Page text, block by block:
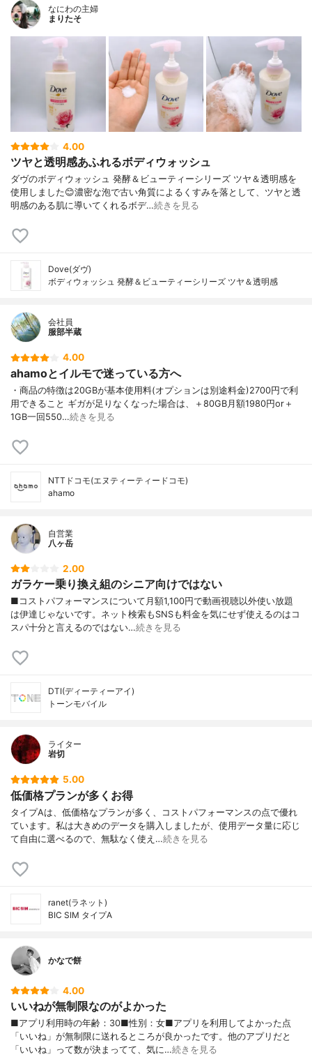
なにわの主婦
まりたそ
4.00
ツヤと透明感あふれるボディウォッシュ
ダヴのボディウォッシュ 発酵＆ビューティーシリーズ ツヤ＆透明感を
使用しました😊濃密な泡で古い角質によるくすみを落として、ツヤと透
明感のある肌に導いてくれるボデ…続きを見る
Dove(ダヴ)
ボディウォッシュ 発酵＆ビューティーシリーズ ツヤ＆透明感
会社員
服部半蔵
4.00
ahamoとイルモで迷っている方へ
・商品の特徴は20GBが基本使用料(オプションは別途料金)2700円で利
用できること ギガが足りなくなった場合は、＋80GB月額1980円or＋
1GB一回550…続きを見る
NTTドコモ(エヌティーティードコモ)
ahamo
自営業
八ヶ岳
2.00
ガラケー乗り換え組のシニア向けではない
■コストパフォーマンスについて月額1,100円で動画視聴以外使い放題
は伊達じゃないです。ネット検索もSNSも料金を気にせず使えるのはコ
スパ十分と言えるのではない…続きを見る
DTI(ディーティーアイ)
トーンモバイル
ライター
岩切
5.00
低価格プランが多くお得
タイプAは、低価格なプランが多く、コストパフォーマンスの点で優れ
ています。私は大きめのデータを購入しましたが、使用データ量に応じ
て自由に選べるので、無駄なく使え…続きを見る
ranet(ラネット)
BIC SIM タイプA
かなで餅
4.00
いいねが無制限なのがよかった
■アプリ利用時の年齢：30■性別：女■アプリを利用してよかった点
「いいね」が無制限に送れるところが良かったです。他のアプリだと
「いいね」って数が決まってて、気に…続きを見る